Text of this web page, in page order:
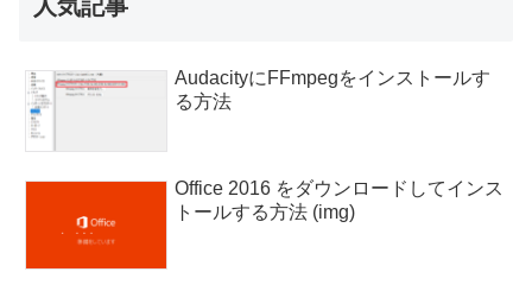
人気記事
AudacityにFFmpegをインストールす
る方法
Office 2016 をダウンロードしてインス
トールする方法 (img)